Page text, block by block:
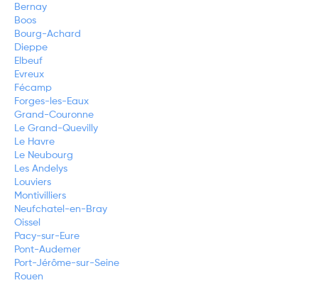
Bernay
Boos
Bourg-Achard
Dieppe
Elbeuf
Evreux
Fécamp
Forges-les-Eaux
Grand-Couronne
Le Grand-Quevilly
Le Havre
Le Neubourg
Les Andelys
Louviers
Montivilliers
Neufchatel-en-Bray
Oissel
Pacy-sur-Eure
Pont-Audemer
Port-Jérôme-sur-Seine
Rouen